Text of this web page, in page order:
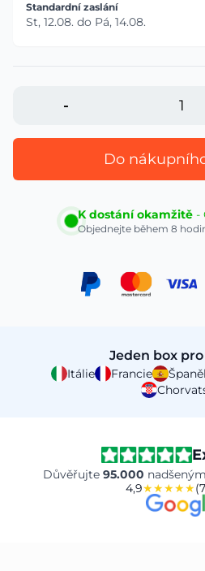
Standardní zaslání
St, 12.08. do Pá, 14.08.
-
Do
K dostání okamžitě -
Objednejte během 8
Jeden box
Itálie Francie
Důvěřujte 95.000
4,9★★★★★